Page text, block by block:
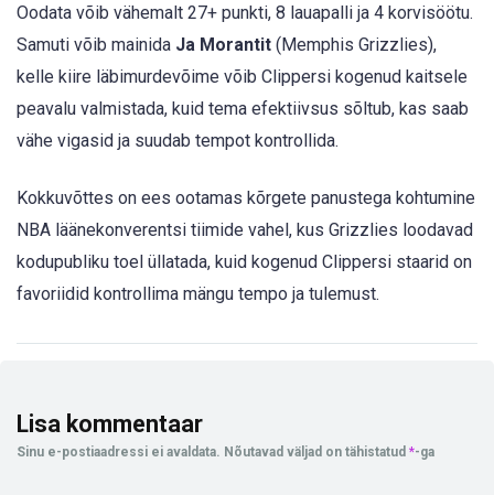
Oodata võib vähemalt 27+ punkti, 8 lauapalli ja 4 korvisöötu.
Samuti võib mainida Ja Morantit (Memphis Grizzlies),
kelle kiire läbimurdevõime võib Clippersi kogenud kaitsele
peavalu valmistada, kuid tema efektiivsus sõltub, kas saab
vähe vigasid ja suudab tempot kontrollida.
Kokkuvõttes on ees ootamas kõrgete panustega kohtumine
NBA läänekonverentsi tiimide vahel, kus Grizzlies loodavad
kodupubliku toel üllatada, kuid kogenud Clippersi staarid on
favoriidid kontrollima mängu tempo ja tulemust.
Lisa kommentaar
Sinu e-postiaadressi ei avaldata. Nõutavad väljad on tähistatud *-ga